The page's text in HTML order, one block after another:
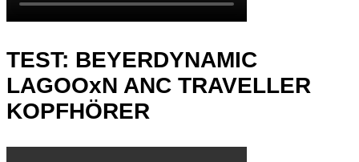
TEST: BEYERDYNAMIC
LAGOOxN ANC TRAVELLER
KOPFHÖRER